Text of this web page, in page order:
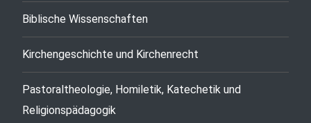
Biblische Wissenschaften
Kirchengeschichte und Kirchenrecht
Pastoraltheologie, Homiletik, Katechetik und
Religionspädagogik